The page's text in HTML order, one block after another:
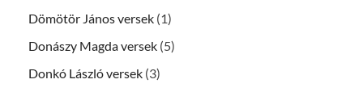
Dömötör János versek (1)
Donászy Magda versek (5)
Donkó László versek (3)